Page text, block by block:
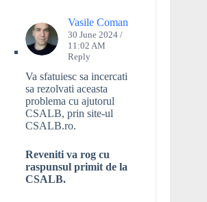
Vasile Coman
30 June 2024 /
11:02 AM
Reply
Va sfatuiesc sa incercati
sa rezolvati aceasta
problema cu ajutorul
CSALB, prin site-ul
CSALB.ro.
Reveniti va rog cu
raspunsul primit de la
CSALB.